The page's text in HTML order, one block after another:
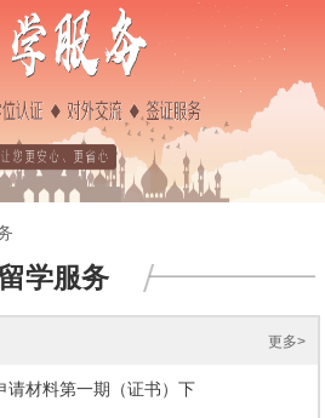
留学服务
更多>
请材料第一期（证书）下